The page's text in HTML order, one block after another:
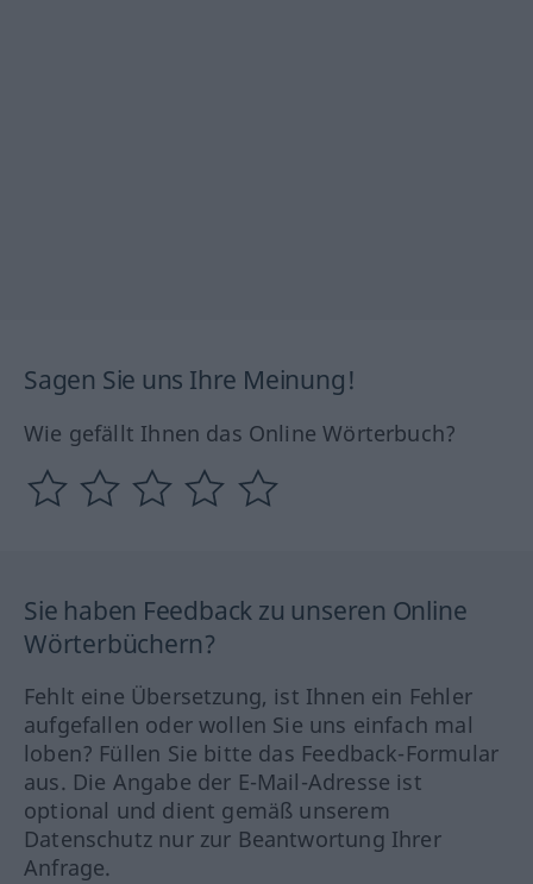
Sagen Sie uns Ihre Meinung!
Wie gefällt Ihnen das Online Wörterbuch?
Sie haben Feedback zu unseren Online
Wörterbüchern?
Fehlt eine Übersetzung, ist Ihnen ein Fehler
aufgefallen oder wollen Sie uns einfach mal
loben? Füllen Sie bitte das Feedback-Formular
aus. Die Angabe der E-Mail-Adresse ist
optional und dient gemäß unserem
Datenschutz nur zur Beantwortung Ihrer
Anfrage.